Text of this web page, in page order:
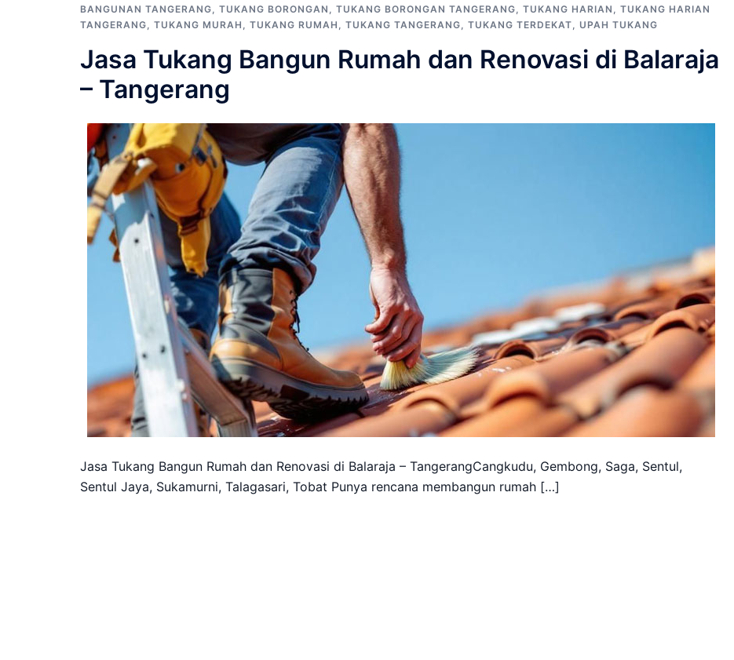
BANGUNAN TANGERANG, TUKANG BORONGAN , TUKANG BORONGAN TANGERANG, TUKANG HARIAN , TUKANG HARIAN
TANGERANG, TUKANG MURAH , TUKANG RUMAH , TUKANG TANGERANG, TUKANG TERDEKAT, UPAH TUKANG
Jasa Tukang Bangun Rumah dan Renovasi di Balaraja
– Tangerang
Jasa Tukang Bangun Rumah dan Renovasi di Balaraja – TangerangCangkudu, Gembong, Saga, Sentul,
Sentul Jaya, Sukamurni, Talagasari, Tobat Punya rencana membangun rumah […]